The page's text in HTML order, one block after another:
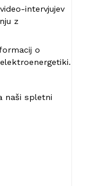
intervjujev
z
o
naši spletni